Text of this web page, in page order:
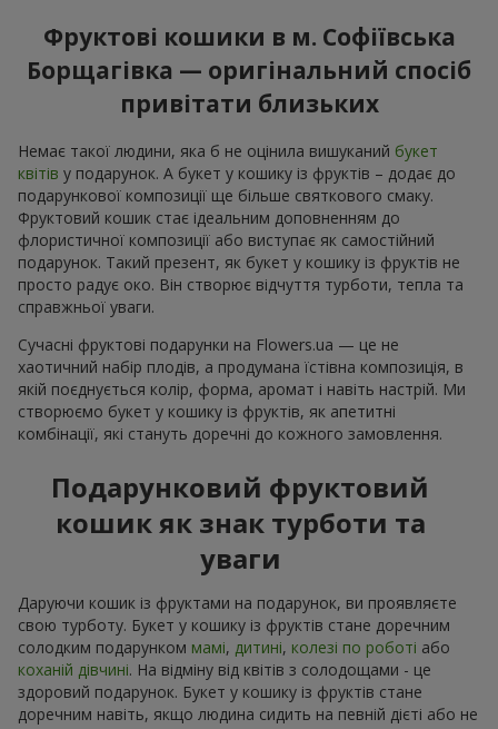
Фруктові кошики в м. Софіївська
Борщагівка — оригінальний спосіб
привітати близьких
Немає такої людини, яка б не оцінила вишуканий букет
квітів у подарунок. А букет у кошику із фруктів – додає до
подарункової композиції ще більше святкового смаку.
Фруктовий кошик стає ідеальним доповненням до
флористичної композиції або виступає як самостійний
подарунок. Такий презент, як букет у кошику із фруктів не
просто радує око. Він створює відчуття турботи, тепла та
справжньої уваги.
Сучасні фруктові подарунки на Flowers.ua — це не
хаотичний набір плодів, а продумана їстівна композиція, в
якій поєднується колір, форма, аромат і навіть настрій. Ми
створюємо букет у кошику із фруктів, як апетитні
комбінації, які стануть доречні до кожного замовлення.
Подарунковий фруктовий
кошик як знак турботи та
уваги
Даруючи кошик із фруктами на подарунок, ви проявляєте
свою турботу. Букет у кошику із фруктів стане доречним
солодким подарунком мамі, дитині, колезі по роботі або
коханій дівчині. На відміну від квітів з солодощами - це
здоровий подарунок. Букет у кошику із фруктів стане
доречним навіть, якщо людина сидить на певній дієті або не